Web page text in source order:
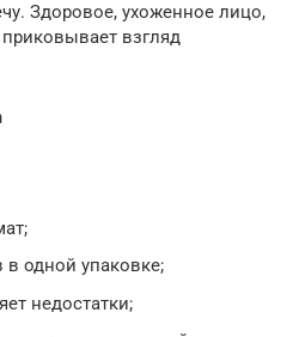
Здоровое, ухоженное лицо,
взгляд
в одной упаковке;
недостатки;